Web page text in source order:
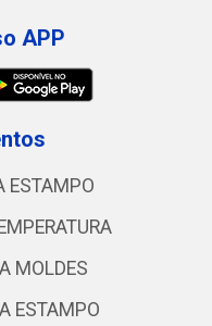
APP
ESTAMPO
MOLDES
ESTAMPO